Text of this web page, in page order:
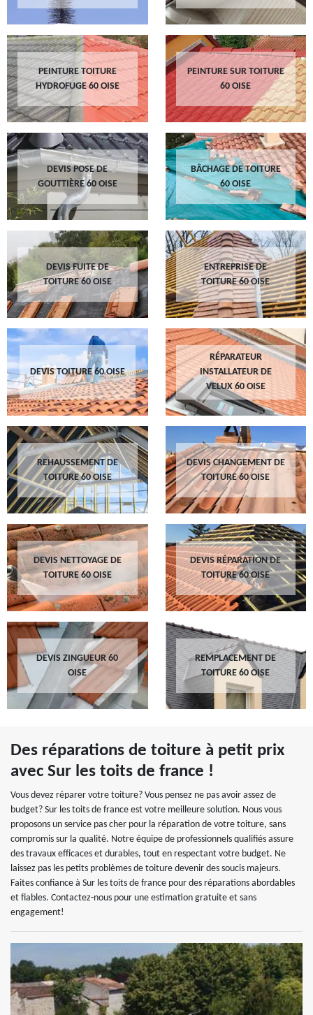
PEINTURE TOITURE
HYDROFUGE 60 OISE
PEINTURE SUR TOITURE
60 OISE
DEVIS POSE DE
GOUTTIÈRE 60 OISE
BÂCHAGE DE TOITURE
60 OISE
DEVIS FUITE DE
TOITURE 60 OISE
ENTREPRISE DE
TOITURE 60 OISE
DEVIS TOITURE 60 OISE
RÉPARATEUR
INSTALLATEUR DE
VELUX 60 OISE
REHAUSSEMENT DE
TOITURE 60 OISE
DEVIS CHANGEMENT DE
TOITURE 60 OISE
DEVIS NETTOYAGE DE
TOITURE 60 OISE
DEVIS RÉPARATION DE
TOITURE 60 OISE
DEVIS ZINGUEUR 60
OISE
REMPLACEMENT DE
TOITURE 60 OISE
Des réparations de toiture à petit prix
avec Sur les toits de france !
Vous devez réparer votre toiture? Vous pensez ne pas avoir assez de
budget? Sur les toits de france est votre meilleure solution. Nous vous
proposons un service pas cher pour la réparation de votre toiture, sans
compromis sur la qualité. Notre équipe de professionnels qualifiés assure
des travaux efficaces et durables, tout en respectant votre budget. Ne
laissez pas les petits problèmes de toiture devenir des soucis majeurs.
Faites confiance à Sur les toits de france pour des réparations abordables
et fiables. Contactez-nous pour une estimation gratuite et sans
engagement!